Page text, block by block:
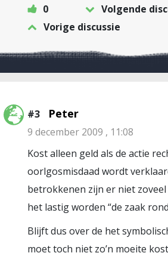
0
Volgende
Vorige discussie
#3 Peter
9 december 2009 , 11:08
Kost alleen geld als de actie
oorlgosmisdaad wordt
betrokkenen zijn er niet zoveel
het lastig worden “de zaak
Blijft dus over de het
moet toch niet zo’n moeite